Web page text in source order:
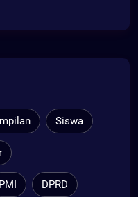
Siswa
PMI DPRD